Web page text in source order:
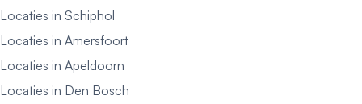
Locaties in Schiphol
Locaties in Amersfoort
Locaties in Apeldoorn
Locaties in Den Bosch